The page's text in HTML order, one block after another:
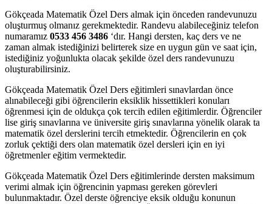
Gökçeada Matematik Özel Ders almak için önceden randevunuzu
oluşturmuş olmanız gerekmektedir. Randevu alabileceğiniz telefon
numaramız 0533 456 3486 ‘dır. Hangi dersten, kaç ders ve ne
zaman almak istediğinizi belirterek size en uygun gün ve saat için,
istediğiniz yoğunlukta olacak şekilde özel ders randevunuzu
oluşturabilirsiniz.
Gökçeada Matematik Özel Ders eğitimleri sınavlardan önce
alınabileceği gibi öğrencilerin eksiklik hissettikleri konuları
öğrenmesi için de oldukça çok tercih edilen eğitimlerdir. Öğrenciler
lise giriş sınavlarına ve üniversite giriş sınavlarına yönelik olarak ta
matematik özel derslerini tercih etmektedir. Öğrencilerin en çok
zorluk çektiği ders olan matematik özel dersleri için en iyi
öğretmenler eğitim vermektedir.
Gökçeada Matematik Özel Ders eğitimlerinde dersten maksimum
verimi almak için öğrencinin yapması gereken görevleri
bulunmaktadır. Özel derste öğrenciye eksik olduğu konunun